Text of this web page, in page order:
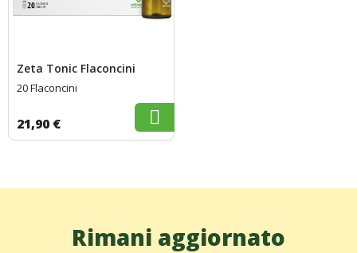
Zeta Tonic Flaconcini
20 Flaconcini
21,90 €
Rimani aggiornato